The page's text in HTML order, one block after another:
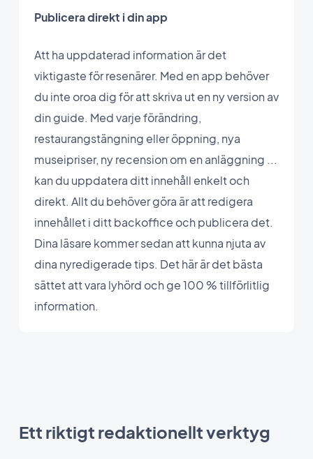
Publicera direkt i din app
Att ha uppdaterad information är det
viktigaste för resenärer. Med en app behöver
du inte oroa dig för att skriva ut en ny version av
din guide. Med varje förändring,
restaurangstängning eller öppning, nya
museipriser, ny recension om en anläggning ...
kan du uppdatera ditt innehåll enkelt och
direkt. Allt du behöver göra är att redigera
innehållet i ditt backoffice och publicera det.
Dina läsare kommer sedan att kunna njuta av
dina nyredigerade tips. Det här är det bästa
sättet att vara lyhörd och ge 100 % tillförlitlig
information.
Ett riktigt redaktionellt verktyg